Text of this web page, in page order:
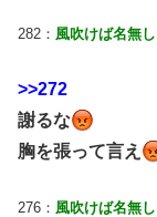
282： 風吹けば名無し
>>272
謝るな
胸を張って言え
276： 風吹けば名無し